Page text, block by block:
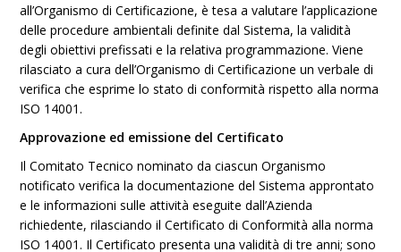
all’Organismo di Certificazione, è tesa a valutare l’applicazione
delle procedure ambientali definite dal Sistema, la validità
degli obiettivi prefissati e la relativa programmazione. Viene
rilasciato a cura dell’Organismo di Certificazione un verbale di
verifica che esprime lo stato di conformità rispetto alla norma
ISO 14001.
Approvazione ed emissione del Certificato
Il Comitato Tecnico nominato da ciascun Organismo
notificato verifica la documentazione del Sistema approntato
e le informazioni sulle attività eseguite dall’Azienda
richiedente, rilasciando il Certificato di Conformità alla norma
ISO 14001. Il Certificato presenta una validità di tre anni; sono